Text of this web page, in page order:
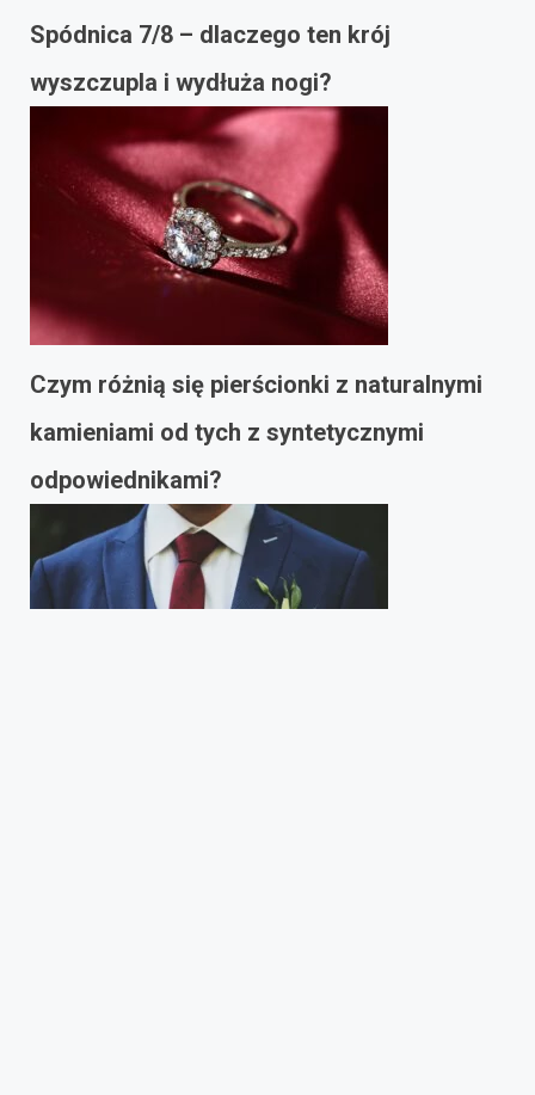
Spódnica 7/8 – dlaczego ten krój
wyszczupla i wydłuża nogi?
Czym różnią się pierścionki z naturalnymi
kamieniami od tych z syntetycznymi
odpowiednikami?